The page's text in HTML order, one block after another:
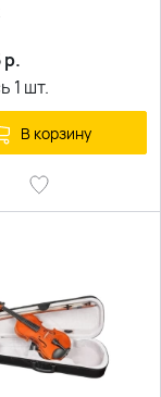
р.
1 шт.
В корзину